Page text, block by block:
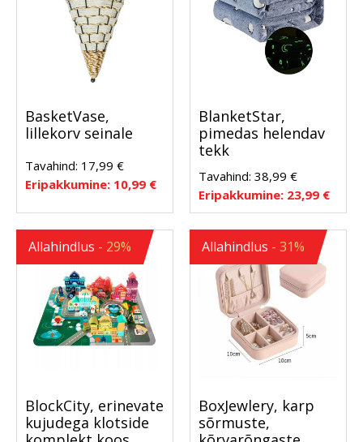
BasketVase,
lillekorv seinale
Tavahind: 17,99 €
Eripakkumine: 10,99 €
BlanketStar,
pimedas helendav
tekk
Tavahind: 38,99 €
Eripakkumine: 23,99 €
Allahindlus - 29%
BlockCity, erinevate
kujudega klotside
Allahindlus - 31%
BoxJewlery, karp
sõrmuste,